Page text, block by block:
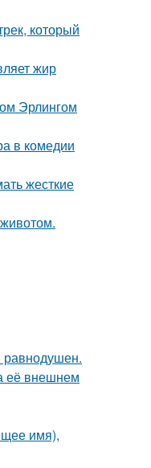
который
жир
Эрлингом
в комедии
жесткие
равнодушен.
её внешнем
имя),